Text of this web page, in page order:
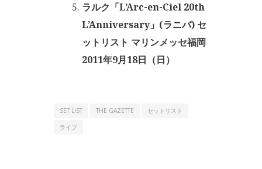
ラルク「L’Arc-en-Ciel 20th
L’Anniversary」(ラニバ) セ
ットリスト マリンメッセ福岡
2011年9月18日（日）
SET LIST THE GAZETTE
セットリスト
ライブ